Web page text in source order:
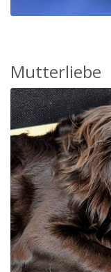
Mutterliebe